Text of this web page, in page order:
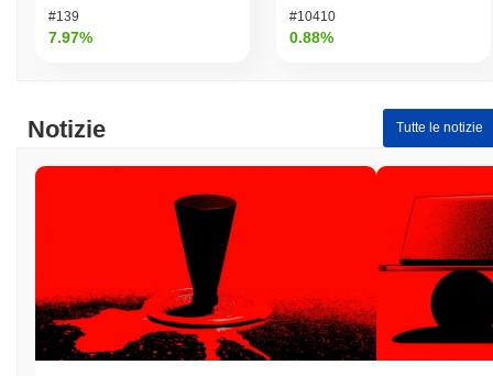
#139
7.97%
#10410
0.88%
Notizie Tutte le notizie